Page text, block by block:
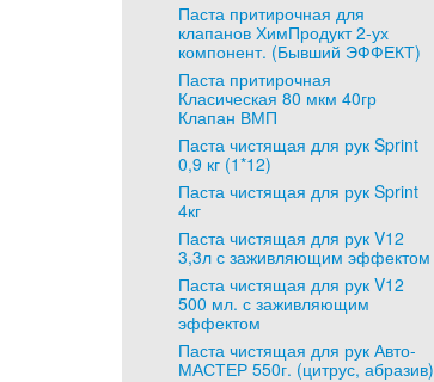
Паста притирочная для
клапанов ХимПродукт 2-ух
компонент. (Бывший ЭФФЕКТ)
Паста притирочная
Класическая 80 мкм 40гр
Клапан ВМП
Паста чистящая для рук Sprint
0,9 кг (1*12)
Паста чистящая для рук Sprint
4кг
Паста чистящая для рук V12
3,3л с заживляющим эффектом
Паста чистящая для рук V12
500 мл. с заживляющим
эффектом
Паста чистящая для рук Авто-
МАСТЕР 550г. (цитрус, абразив)